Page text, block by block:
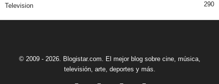
Television 290
© 2009 - 2026. Blogistar.com. El mejor blog sobre cine, música,
televisión, arte, deportes y más.